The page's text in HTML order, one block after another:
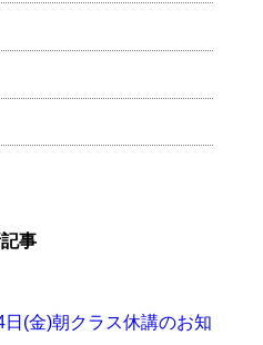
事
(金)朝クラス休講のお知